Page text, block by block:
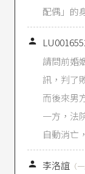
配偶」的

請問前婚
訊，判了
而後來男
一方，法
自動消亡
 李洛誼 （